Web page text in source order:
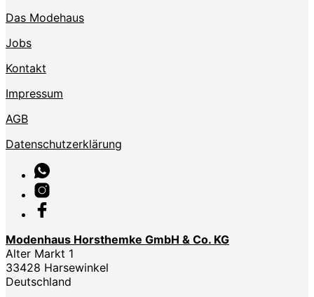
Das Modehaus
Jobs
Kontakt
Impressum
AGB
Datenschutzerklärung
Modenhaus Horsthemke GmbH & Co. KG
Alter Markt 1
33428 Harsewinkel
Deutschland